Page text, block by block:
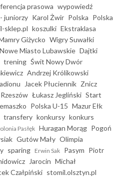
prasowa wypowiedź
juniorzy Karol Żwir Polska Polska
sklep.pl koszulki Ekstraklasa
Giżycko Wigry Suwałki
Miasto Lubawskie Dajtki
trening Świt Nowy Dwór
Andrzej Królikowski
Jacek Płuciennik Znicz
Łukasz Jegliński Start
Polska U-15 Mazur Ełk
transfery konkursy konkurs
Pasłęk Huragan Morąg Pogoń
Gutów Mały Olimpia
sparing Erwin Sak Pasym Piotr
Jarocin Michał
Czałpiński stomil.olsztyn.pl